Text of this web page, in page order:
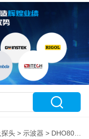
探头 > 示波器 > DHO802普源示波器